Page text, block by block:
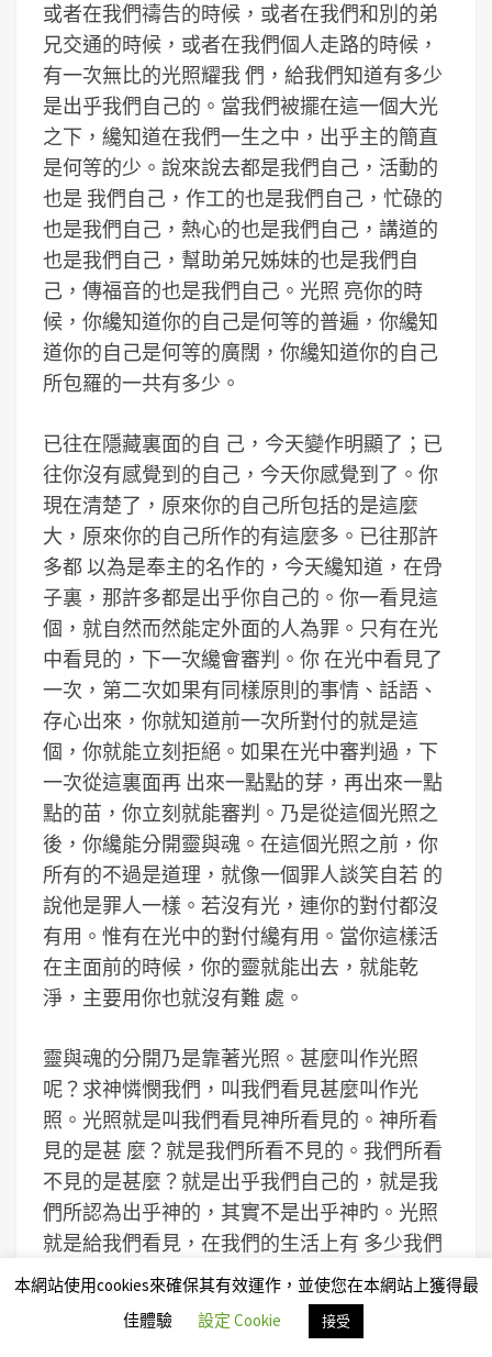
或者在我們禱告的時候，或者在我們和別的弟
兄交通的時候，或者在我們個人走路的時候，
有一次無比的光照耀我 們，給我們知道有多少
是出乎我們自己的。當我們被擺在這一個大光
之下，纔知道在我們一生之中，出乎主的簡直
是何等的少。說來說去都是我們自己，活動的
也是 我們自己，作工的也是我們自己，忙碌的
也是我們自己，熱心的也是我們自己，講道的
也是我們自己，幫助弟兄姊妹的也是我們自
己，傳福音的也是我們自己。光照 亮你的時
候，你纔知道你的自己是何等的普遍，你纔知
道你的自己是何等的廣闊，你纔知道你的自己
所包羅的一共有多少。
已往在隱藏裏面的自 己，今天變作明顯了；已
往你沒有感覺到的自己，今天你感覺到了。你
現在清楚了，原來你的自己所包括的是這麼
大，原來你的自己所作的有這麼多。已往那許
多都 以為是奉主的名作的，今天纔知道，在骨
子裏，那許多都是出乎你自己的。你一看見這
個，就自然而然能定外面的人為罪。只有在光
中看見的，下一次纔會審判。你 在光中看見了
一次，第二次如果有同樣原則的事情、話語、
存心出來，你就知道前一次所對付的就是這
個，你就能立刻拒絕。如果在光中審判過，下
一次從這裏面再 出來一點點的芽，再出來一點
點的苗，你立刻就能審判。乃是從這個光照之
後，你纔能分開靈與魂。在這個光照之前，你
所有的不過是道理，就像一個罪人談笑自若 的
說他是罪人一樣。若沒有光，連你的對付都沒
有用。惟有在光中的對付纔有用。當你這樣活
在主面前的時候，你的靈就能出去，就能乾
淨，主要用你也就沒有難 處。
靈與魂的分開乃是靠著光照。甚麼叫作光照
呢？求神憐憫我們，叫我們看見甚麼叫作光
照。光照就是叫我們看見神所看見的。神所看
見的是甚 麼？就是我們所看不見的。我們所看
不見的是甚麼？就是出乎我們自己的，就是我
們所認為出乎神的，其實不是出乎神旳。光照
就是給我們看見，在我們的生活上有 多少我們
認為是出乎神的，事實上都是出乎我們自己
的。光照就是叫我們看見：有多少本來我們以
為是行的，今天都變作不行了；本來我們以為
本網站使用cookies來確保其有效運作，並使您在本網站上獲得最
佳體驗
設定 Cookie 接受